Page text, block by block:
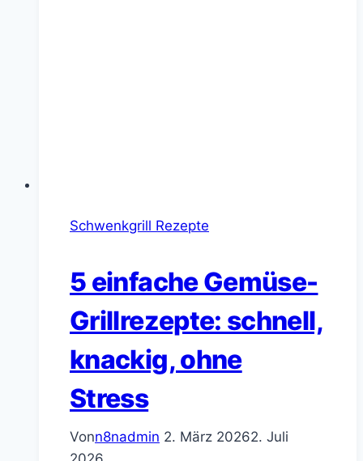
Schwenkgrill Rezepte
5 einfache Gemüse-
Grillrezepte: schnell,
knackig, ohne
Stress
Vonn8nadmin 2. März 20262. Juli